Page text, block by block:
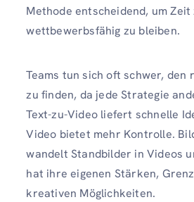
Methode entscheidend, um
wettbewerbsfähig zu bleiben.
Teams tun sich oft schwer, den
zu finden, da jede Strategie
Text-zu-Video liefert schnelle
Video bietet mehr Kontrolle.
wandelt Standbilder in Videos
hat ihre eigenen Stärken,
kreativen Möglichkeiten.